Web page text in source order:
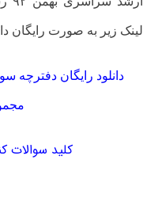
لینک زیر به صورت رایگان
کلید سوالات کنکور